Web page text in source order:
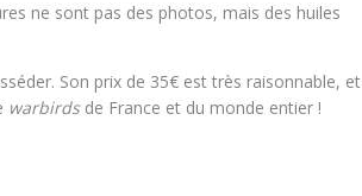
ne sont pas des photos, mais des huiles
Son prix de 35€ est très raisonnable, et
warbirdsde France et du monde entier !